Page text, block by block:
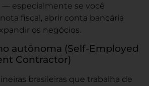
especialmente se você
fiscal, abrir conta bancária
os negócios.
autônoma (Self-Employed
Contractor)
brasileiras que trabalha de